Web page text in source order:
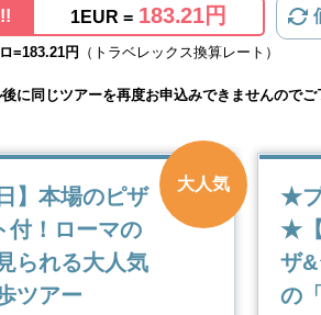
1EUR = 183.21円
=183.21円 （トラベレックス換算レート）
に同じツアーを再度お申込みできませんのでご
大人気
】本場のピザ
付！ローマの
られる大人気
ツアー
★
★
ザ
の